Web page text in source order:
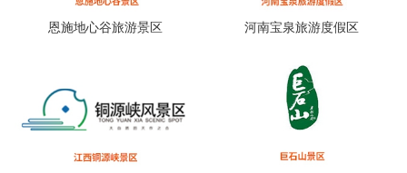
恩施地心谷旅游景区 河南宝泉旅游度假区